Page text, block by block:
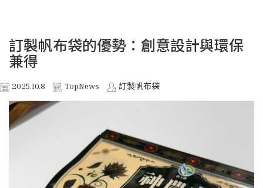
訂製帆布袋的優勢：創意設計與環保
兼得
2025.10.8 TopNews 訂製帆布袋